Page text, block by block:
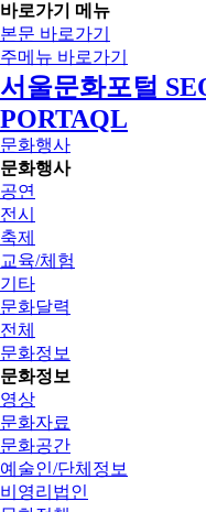
바로가기 메뉴
본문 바로가기
주메뉴 바로가기
서울문화포털
PORTAQL
문화행사
문화행사
공연
전시
축제
교육/체험
기타
문화달력
전체
문화정보
문화정보
영상
문화자료
문화공간
예술인/단체정보
비영리법인